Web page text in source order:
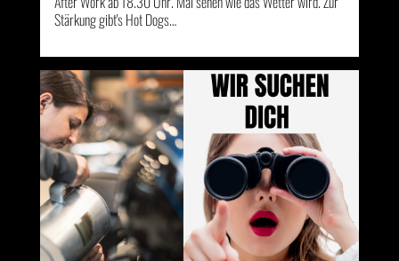
Stärkung gibt's Hot Dogs…